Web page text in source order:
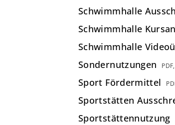
Schwimmhalle
Schwimmhalle
Schwimmhalle
Sondernutzungen
Sport Fördermittel
Sportstätten
Sportstättennutzung